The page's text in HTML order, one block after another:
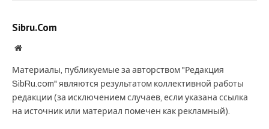
Sibru.Com
Website
Материалы, публикуемые за авторством "Редакция
SibRu.com" являются результатом коллективной работы
редакции (за исключением случаев, если указана ссылка
на источник или материал помечен как рекламный).